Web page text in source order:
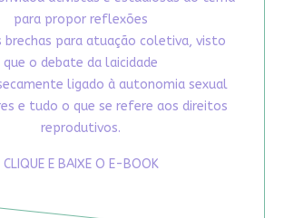
para propor reflexões
brechas para atuação coletiva, visto
que o debate da laicidade
ligado à autonomia sexual
e tudo o que se refere aos direitos
reprodutivos.
CLIQUE E BAIXE O E-BOOK